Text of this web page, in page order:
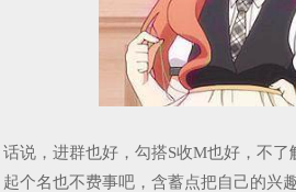
话说，进群也好，勾搭S收M也好，不了
起个名也不费事吧，含蓄点把自己的兴